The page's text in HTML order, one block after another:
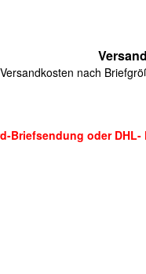
Versandkosten nach
oder